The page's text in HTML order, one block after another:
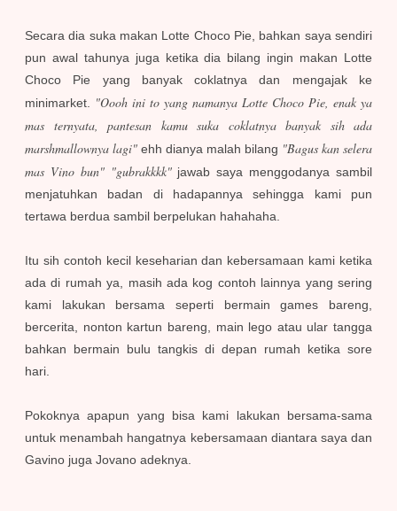
Secara dia suka makan Lotte Choco Pie, bahkan saya sendiri
pun awal tahunya juga ketika dia bilang ingin makan Lotte
Choco Pie yang banyak coklatnya dan mengajak ke
minimarket. "Oooh ini to yang namanya Lotte Choco Pie, enak ya
mas ternyata, pantesan kamu suka coklatnya banyak sih ada
marshmallownya lagi" ehh dianya malah bilang "Bagus kan selera
mas Vino bun" "gubrakkkk"jawab saya menggodanya sambil
menjatuhkan badan di hadapannya sehingga kami pun
tertawa berdua sambil berpelukan hahahaha.
Itu sih contoh kecil keseharian dan kebersamaan kami ketika
ada di rumah ya, masih ada kog contoh lainnya yang sering
kami lakukan bersama seperti bermain games bareng,
bercerita, nonton kartun bareng, main lego atau ular tangga
bahkan bermain bulu tangkis di depan rumah ketika sore
hari.
Pokoknya apapun yang bisa kami lakukan bersama-sama
untuk menambah hangatnya kebersamaan diantara saya dan
Gavino juga Jovano adeknya.